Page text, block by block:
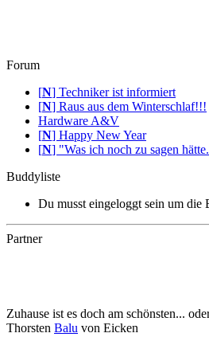
Forum
[N] Techniker ist informiert
[N] Raus aus dem Winterschlaf!!!
Hardware A&V
[N] Happy New Year
[N] "Was ich noch zu sagen
Buddyliste
Du musst eingeloggt sein um die
Partner
Zuhause ist es doch am schönsten...
Thorsten Balu von Eicken